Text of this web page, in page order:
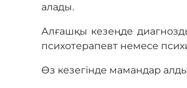
алады.
Алғашқы кезеңде
психотерапевт немесе
Өз кезегінде мамандар